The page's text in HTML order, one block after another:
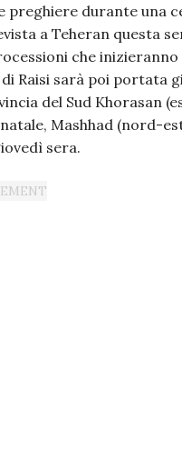
preghiere durante una
a Teheran questa
che
di Raisi sarà poi portata
del Sud Khorasan
Mashhad (nord-
sera.